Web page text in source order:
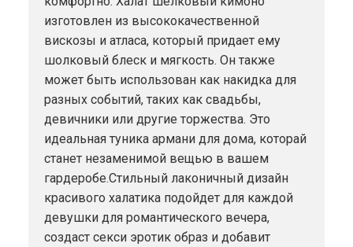
изготовлен из высококачественной
вискозы и атласа, который придает ему
шолковый блеск и мягкость. Он также
может быть использован как накидка для
разных событий, таких как свадьбы,
девичники или другие торжества. Это
идеальная туника армани для дома, которай
станет незаменимой вещью в вашем
гардеробе.Стильный лаконичный дизайн
красивого халатика подойдет для каждой
девушки для романтического вечера,
создаст секси эротик образ и добавит